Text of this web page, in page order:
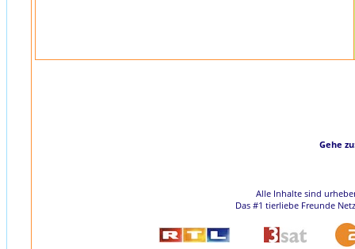
Gehe
Alle Inhalte sind
Das #1 tierliebe Freunde